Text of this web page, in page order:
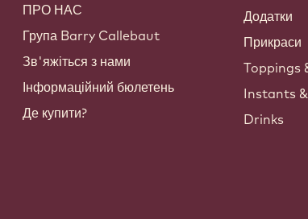
ПРО НАС
Група Barry Callebaut
Зв'яжіться з нами
Інформаційний бюлетень
Де купити?
Додатки
Прикраси
Toppings
Instants
Drinks